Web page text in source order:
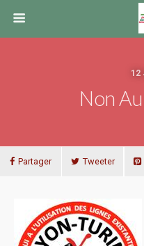
12
Non
Partager Tweeter